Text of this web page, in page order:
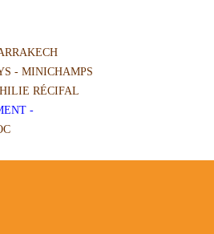
- MINICHAMPS
RÉCIFAL
-